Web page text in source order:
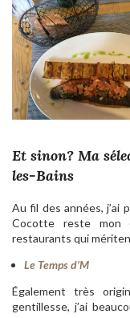
Et sinon? Ma
les-Bains
Au fil des années, j’ai
Cocotte reste mon
restaurants qui
Le Temps d’M
Également très
gentillesse, j’ai